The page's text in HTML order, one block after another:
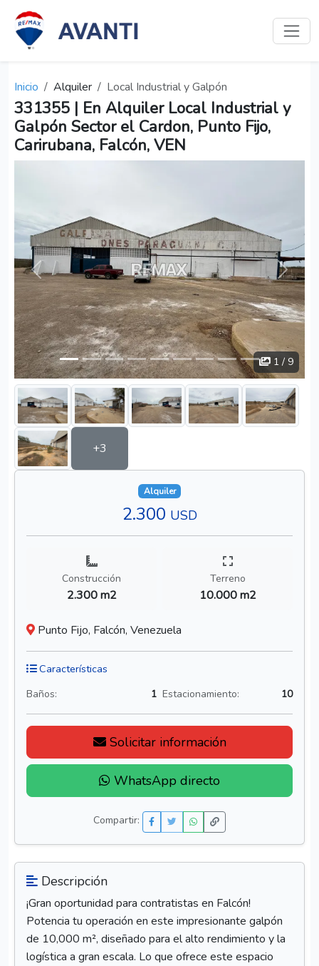
Inicio Alquiler Local Industrial y Galpón
331355 | En Alquiler Local Industrial y
Galpón Sector el Cardon, Punto Fijo,
Carirubana, Falcón, VEN
Anterior
1 / 9
+3
Alquiler
2.300 USD
Construcción
2.300 m2
Terreno
10.000 m2
Punto Fijo, Falcón, Venezuela
Características
Baños: 1 Estacionamiento: 10
Solicitar información
WhatsApp directo
Compartir:
Descripción
¡Gran oportunidad para contratistas en Falcón!
Potencia tu operación en este impresionante galpón
de 10,000 m², diseñado para el alto rendimiento y la
logística a gran escala. Lo que ofrece este espacio